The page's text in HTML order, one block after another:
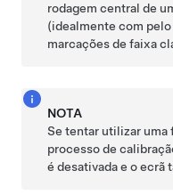
rodagem central de
(idealmente com
marcações de faixa
NOTA
Se tentar utilizar uma
processo de
é desativada e oecrã